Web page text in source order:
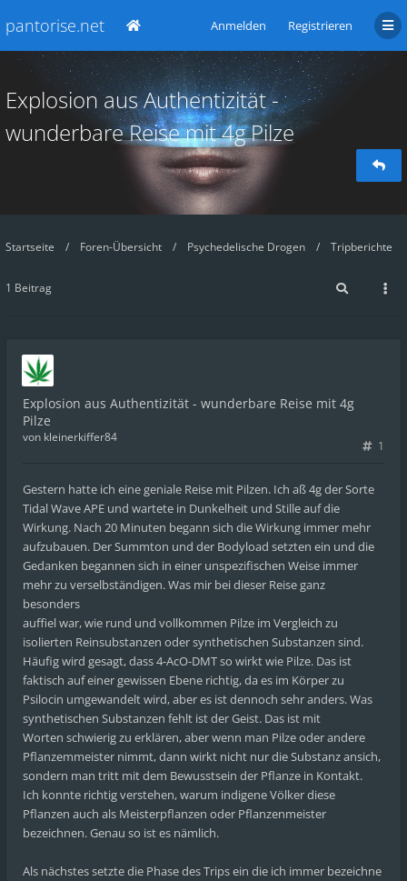
pantorise.net Anmelden Registrieren
Explosion aus Authentizität -
wunderbare Reise mit 4g Pilze
Startseite Foren-Übersicht Psychedelische Drogen Tripberichte
1 Beitrag
Explosion aus Authentizität - wunderbare Reise mit 4g
Pilze
1
von kleinerkiffer84
Gestern hatte ich eine geniale Reise mit Pilzen. Ich aß 4g der Sorte
Tidal Wave APE und wartete in Dunkelheit und Stille auf die
Wirkung. Nach 20 Minuten begann sich die Wirkung immer mehr
aufzubauen. Der Summton und der Bodyload setzten ein und die
Gedanken begannen sich in einer unspezifischen Weise immer
mehr zu verselbständigen. Was mir bei dieser Reise ganz
besonders
auffiel war, wie rund und vollkommen Pilze im Vergleich zu
isolierten Reinsubstanzen oder synthetischen Substanzen sind.
Häufig wird gesagt, dass 4-AcO-DMT so wirkt wie Pilze. Das ist
faktisch auf einer gewissen Ebene richtig, da es im Körper zu
Psilocin umgewandelt wird, aber es ist dennoch sehr anders. Was
synthetischen Substanzen fehlt ist der Geist. Das ist mit
Worten schwierig zu erklären, aber wenn man Pilze oder andere
Pflanzemmeister nimmt, dann wirkt nicht nur die Substanz ansich,
sondern man tritt mit dem Bewusstsein der Pflanze in Kontakt.
Ich konnte richtig verstehen, warum indigene Völker diese
Pflanzen auch als Meisterpflanzen oder Pflanzenmeister
bezeichnen. Genau so ist es nämlich.
Als nächstes setzte die Phase des Trips ein die ich immer bezeichne